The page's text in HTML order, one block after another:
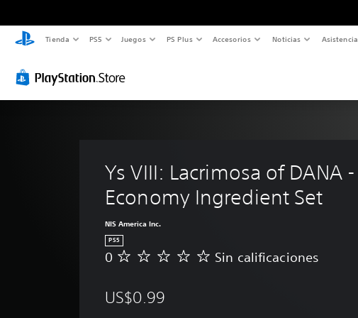
Tienda PS5 Juegos PS Plus Accesorios Noticias Asistencia
Ys VIII: Lacrimosa of DANA -
Economy Ingredient Set
NIS America Inc.
PS5
S
c
0 Sin calificaciones
US$0.99